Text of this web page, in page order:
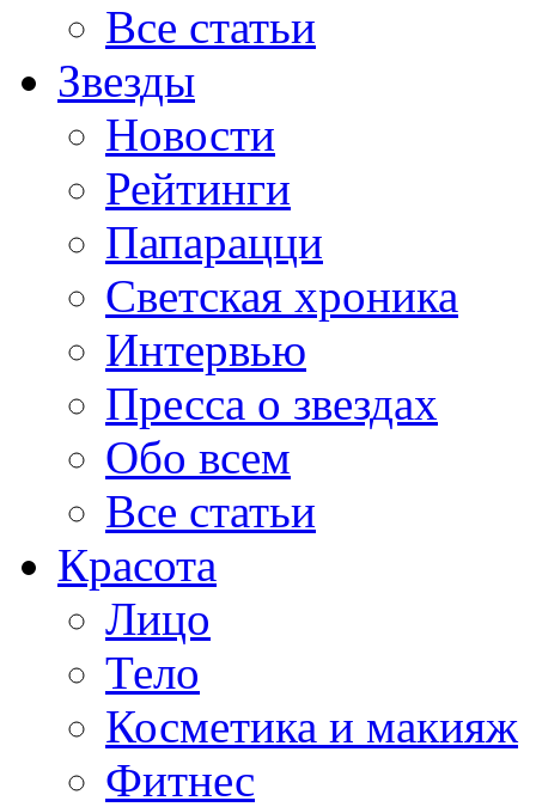
Все статьи
Звезды
Новости
Рейтинги
Папарацци
Светская хроника
Интервью
Пресса о звездах
Обо всем
Все статьи
Красота
Лицо
Тело
Косметика и макияж
Фитнес